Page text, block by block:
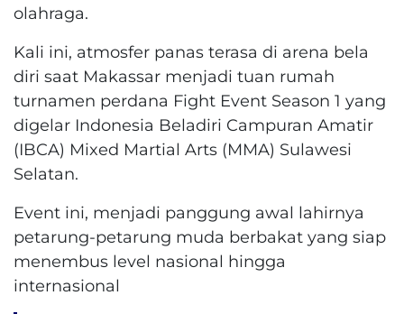
olahraga.
Kali ini, atmosfer panas terasa di arena bela
diri saat Makassar menjadi tuan rumah
turnamen perdana Fight Event Season 1 yang
digelar Indonesia Beladiri Campuran Amatir
(IBCA) Mixed Martial Arts (MMA) Sulawesi
Selatan.
Event ini, menjadi panggung awal lahirnya
petarung-petarung muda berbakat yang siap
menembus level nasional hingga
internasional